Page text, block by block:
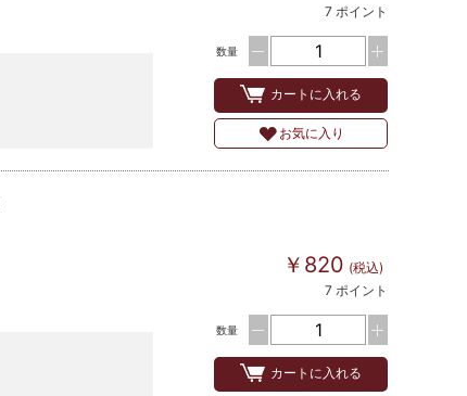
7 ポイント
数量
カートに入れる
お気に入り
￥820 (税込)
7 ポイント
数量
カートに入れる